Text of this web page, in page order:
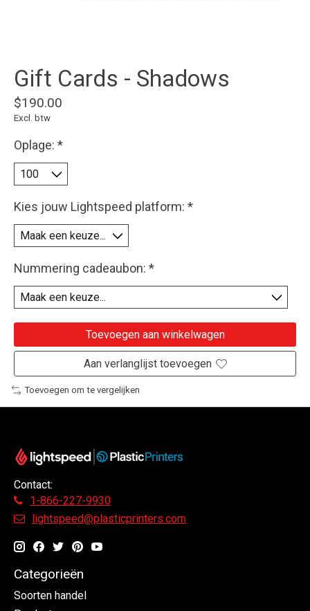
Gift Cards - Shadows
$190.00
Excl. btw
Oplage: *
Kies jouw Lightspeed platform: *
Nummering cadeaubon: *
Toevoegen aan winkelwagen
Aan verlanglijst toevoegen
Toevoegen om te vergelijken
Contact:
1-866-227-9930
lightspeed@plasticprinters.com
Categorieën
Soorten handel